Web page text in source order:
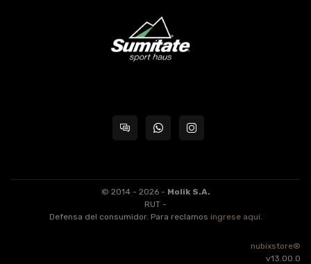
© 2014 - 2026 - Molik S.A.
RUT -
Defensa del consumidor. Para reclamos ingrese aquí.
nubixstore®
v13.00.0